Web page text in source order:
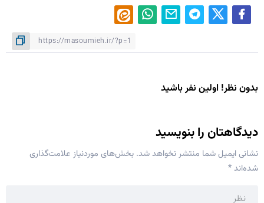
بدون نظر! اولین نفر باشید
دیدگاهتان را بنویسید
نشانی ایمیل شما منتشر نخواهد شد. بخش‌های موردنیاز علامت‌گذاری
شده‌اند*